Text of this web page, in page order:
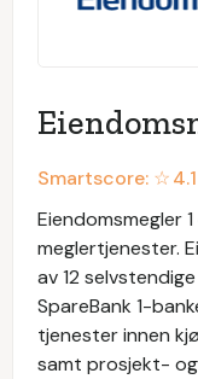
Smartscore: ☆4.1
Eiendomsmegler
meglertjenester.
av 12
SpareBank 1-
tjenester innen
samt prosjekt-